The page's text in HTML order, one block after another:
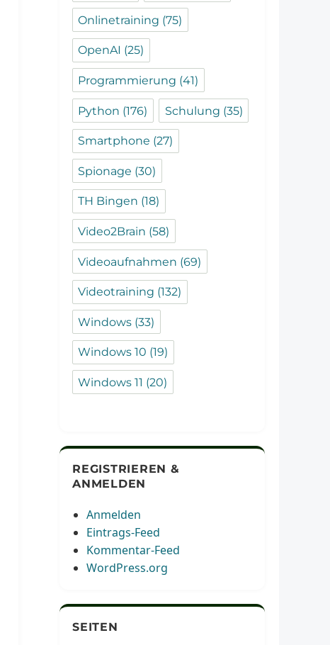
Onlinetraining (75)
OpenAI (25)
Programmierung (41)
Python (176) Schulung (35)
Smartphone (27)
Spionage (30)
TH Bingen (18)
Video2Brain (58)
Videoaufnahmen (69)
Videotraining (132)
Windows (33)
Windows 10 (19)
Windows 11 (20)
REGISTRIEREN &
ANMELDEN
Anmelden
Eintrags-Feed
Kommentar-Feed
WordPress.org
SEITEN